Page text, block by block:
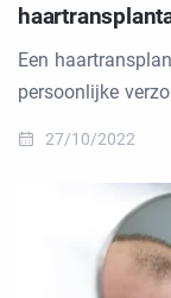
Een
persoonlijke
27/10/2022